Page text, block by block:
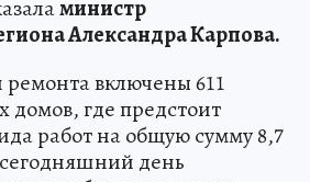
министр
Александра Карпова.
ремонта включены 611
домов, где предстоит
работ на общую сумму 8,7
день